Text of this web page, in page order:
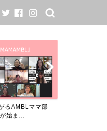
るAMBLママ部
始ま...